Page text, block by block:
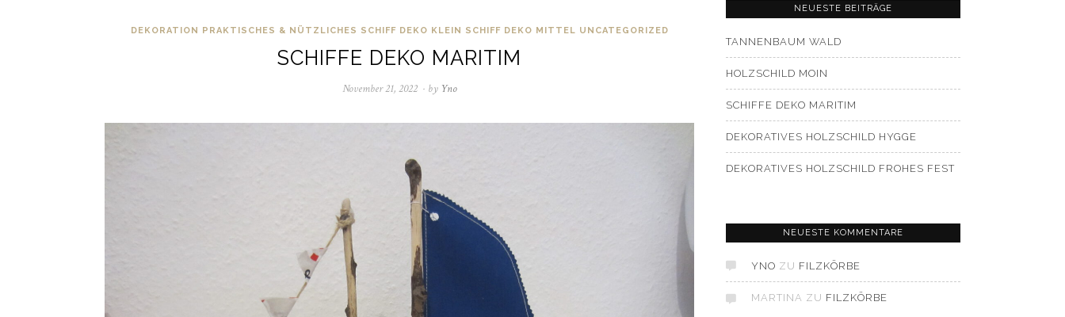
DEKORATION PRAKTISCHES & NÜTZLICHES SCHIFF DEKO KLEIN SCHIFF DEKO MITTEL UNCATEGORIZED
SCHIFFE DEKO MARITIM
November 21, 2022November
2022
by Yno
NEUESTE BEITRÄGE
TANNENBAUM WALD
HOLZSCHILD MOIN
SCHIFFE DEKO MARITIM
DEKORATIVES HOLZSCHILD HYGGE
DEKORATIVES HOLZSCHILD FROHES FEST
NEUESTE KOMMENTARE
YNO ZU FILZKÖRBE
MARTINA ZU FILZKÖRBE